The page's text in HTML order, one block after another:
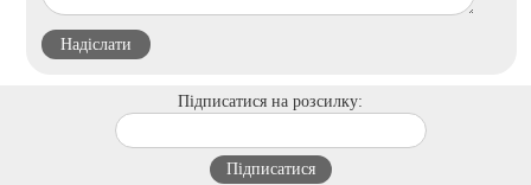
Підписатися на розсилку: